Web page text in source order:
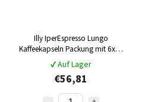
Illy IperEspresso Lungo
Kaffeekapseln Packung mit 6x18
Stück
✔ Auf Lager
€56,81